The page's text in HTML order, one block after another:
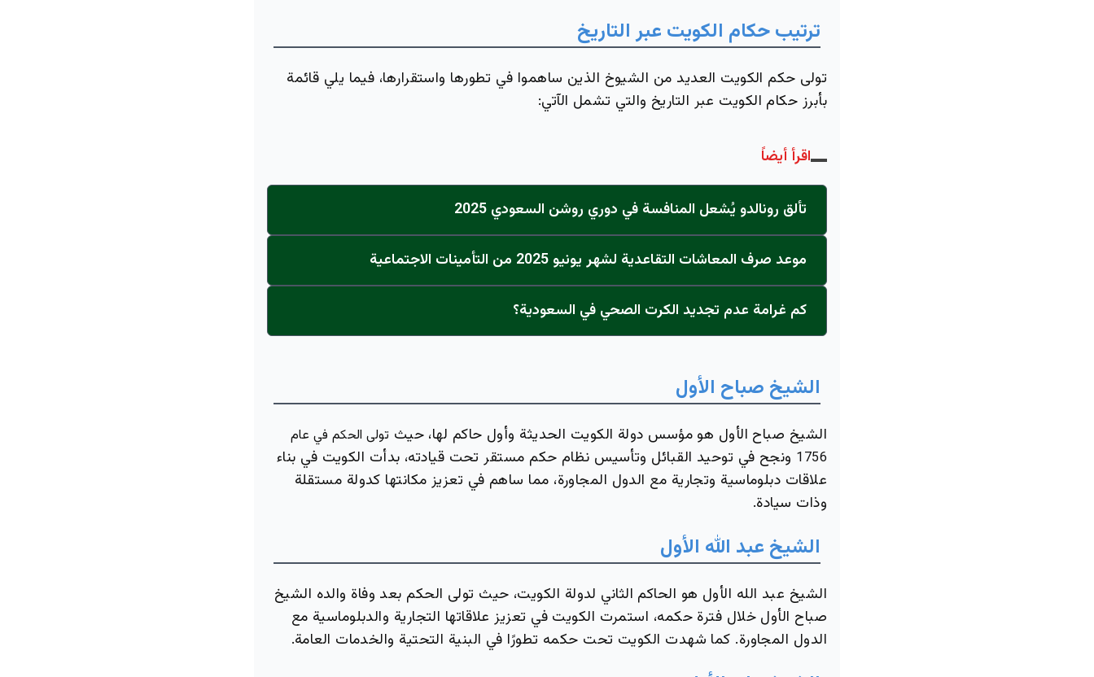
ترتيب حكام الكويت عبر التاريخ
تولى حكم الكويت العديد من الشيوخ الذين ساهموا في تطورها واستقرارها، فيما يلي قائمة
بأبرز حكام الكويت عبر التاريخ والتي تشمل الآتي:
اقرأ أيضاً
تألق رونالدو يُشعل المنافسة في دوري روشن السعودي 2025
موعد صرف المعاشات التقاعدية لشهر يونيو 2025 من التأمينات الاجتماعية
كم غرامة عدم تجديد الكرت الصحي في السعودية؟
الشيخ صباح الأول
الشيخ صباح الأول هو مؤسس دولة الكويت الحديثة وأول حاكم لها، حيث تولى الحكم في عام
1756 ونجح في توحيد القبائل وتأسيس نظام حكم مستقر تحت قيادته، بدأت الكويت في بناء
علاقات دبلوماسية وتجارية مع الدول المجاورة، مما ساهم في تعزيز مكانتها كدولة مستقلة
وذات سيادة.
الشيخ عبد الله الأول
الشيخ عبد الله الأول هو الحاكم الثاني لدولة الكويت، حيث تولى الحكم بعد وفاة والده الشيخ
صباح الأول خلال فترة حكمه، استمرت الكويت في تعزيز علاقاتها التجارية والدبلوماسية مع
الدول المجاورة. كما شهدت الكويت تحت حكمه تطورًا في البنية التحتية والخدمات العامة.